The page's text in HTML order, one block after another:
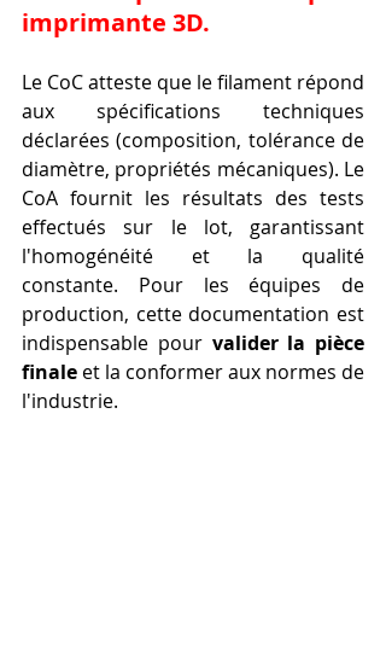
imprimante 3D.
Le CoC atteste que le filament répond
aux spécifications techniques
déclarées (composition, tolérance de
diamètre, propriétés mécaniques). Le
CoA fournit les résultats des tests
effectués sur le lot, garantissant
l'homogénéité et la qualité
constante. Pour les équipes de
production, cette documentation est
indispensable pour valider la pièce
finale et la conformer aux normes de
l'industrie.